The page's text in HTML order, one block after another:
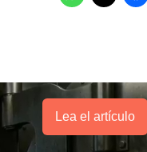
Lea el artículo